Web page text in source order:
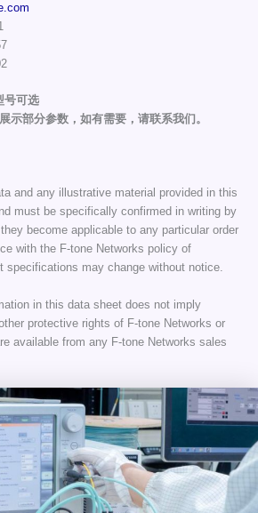
号可选
示部分参数，如有需要，请联系我们。
and any illustrative material provided in this
must be specifically confirmed in writing by
become applicable to any particular order
with the F-tone Networks policy of
specifications may change without notice.
in this data sheet does not imply
protective rights of F-tone Networks or
available from any F-tone Networks sales